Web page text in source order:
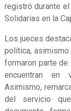
registró durante
Solidarias en la
Los jueces
política,
formaron parte
encuentran en
Asimismo,
del servicio